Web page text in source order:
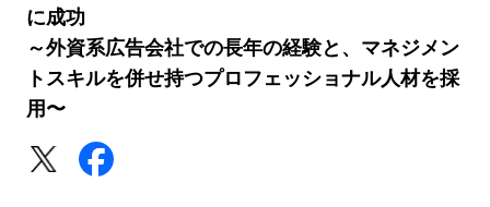
サービス
テクノロジー
会社情報
に成功
～外資系広告会社での長年の経験と、マネジメン
トスキルを併せ持つプロフェッショナル人材を採
用〜